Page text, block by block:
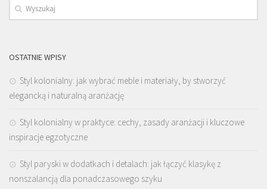
OSTATNIE WPISY
Styl kolonialny: jak wybrać meble i materiały, by stworzyć
elegancką i naturalną aranżację
Styl kolonialny w praktyce: cechy, zasady aranżacji i kluczowe
inspiracje egzotyczne
Styl paryski w dodatkach i detalach: jak łączyć klasykę z
nonszalancją dla ponadczasowego szyku